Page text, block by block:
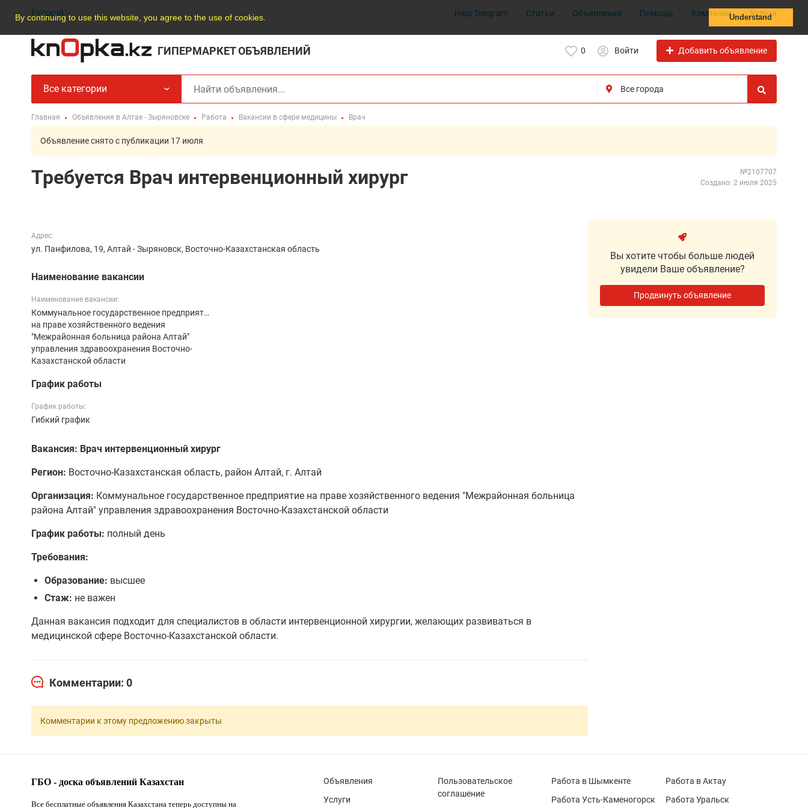
By continuing to use this website, you agree to the use of cookies. Understand
Русский Наш Telegram Статьи Объявления Помощь Компании Услуги
ГИПЕРМАРКЕТ ОБЪЯВЛЕНИЙ 0 Войти Добавить объявление
Все категории
Главная Объявления в Алтае - Зыряновске Работа Вакансии в сфере медицины Врач
Объявление снято с публикации 17 июля
Требуется Врач интервенционный хирург
№2107707
Создано: 2 июля 2025
Адрес:
ул. Панфилова, 19, Алтай - Зыряновск, Восточно-Казахстанская область
Наименование вакансии
Наименование вакансии:
Коммунальное государственное предприятие
на праве хозяйственного ведения
"Межрайонная больница района Алтай"
управления здравоохранения Восточно-
Казахстанской области
График работы
График работы:
Гибкий график
Вакансия: Врач интервенционный хирург
Регион: Восточно-Казахстанская область, район Алтай, г. Алтай
Организация: Коммунальное государственное предприятие на праве хозяйственного ведения "Межрайонная больница
района Алтай" управления здравоохранения Восточно-Казахстанской области
График работы: полный день
Требования:
Образование: высшее
Стаж: не важен
Данная вакансия подходит для специалистов в области интервенционной хирургии, желающих развиваться в
медицинской сфере Восточно-Казахстанской области.
Комментарии: 0
Комментарии к этому предложению закрыты
Вы хотите чтобы больше людей
увидели Ваше объявление?
Продвинуть объявление
ГБО - доска объявлений Казахстан
Все бесплатные объявления Казахстана теперь доступны на
Объявления
Услуги
Пользовательское
соглашение
Работа в Шымкенте
Работа Усть-Каменогорск
Работа в Актау
Работа Уральск